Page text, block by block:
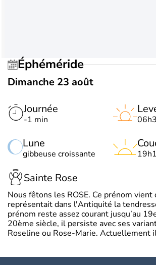
Éphéméride
Dimanche 23 août
Journée
-1 min
Lune
gibbeuse croissante
Sainte Rose
Nous fêtons les ROSE. Ce prénom
représentait dans l'Antiquité la
prénom reste assez courant jusqu’au
20ème siècle, il persiste avec ses
Roseline ou Rose-Marie. Actuellement